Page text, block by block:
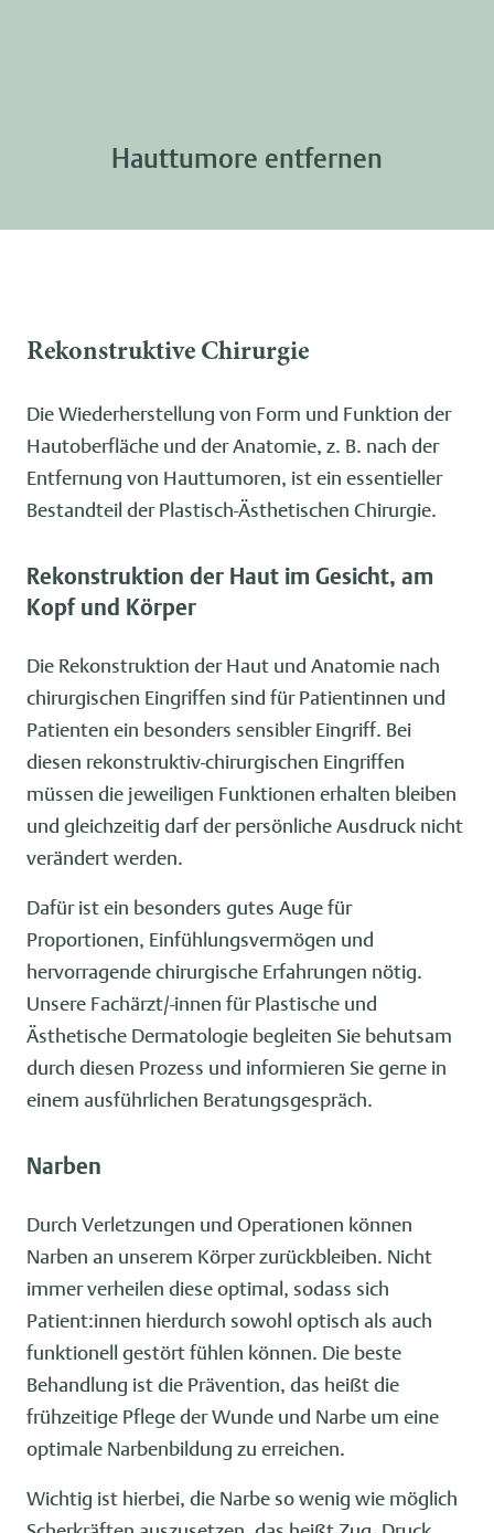
Hauttumore entfernen
Rekonstruktive Chirurgie
Die Wiederherstellung von Form und Funktion der
Hautoberfläche und der Anatomie, z. B. nach der
Entfernung von Hauttumoren, ist ein essentieller
Bestandteil der Plastisch-Ästhetischen Chirurgie.
Rekonstruktion der Haut im Gesicht, am
Kopf und Körper
Die Rekonstruktion der Haut und Anatomie nach
chirurgischen Eingriffen sind für Patientinnen und
Patienten ein besonders sensibler Eingriff. Bei
diesen rekonstruktiv-chirurgischen Eingriffen
müssen die jeweiligen Funktionen erhalten bleiben
und gleichzeitig darf der persönliche Ausdruck nicht
verändert werden.
Dafür ist ein besonders gutes Auge für
Proportionen, Einfühlungsvermögen und
hervorragende chirurgische Erfahrungen nötig.
Unsere Fachärzt/-innen für Plastische und
Ästhetische Dermatologie begleiten Sie behutsam
durch diesen Prozess und informieren Sie gerne in
einem ausführlichen Beratungsgespräch.
Narben
Durch Verletzungen und Operationen können
Narben an unserem Körper zurückbleiben. Nicht
immer verheilen diese optimal, sodass sich
Patient:innen hierdurch sowohl optisch als auch
funktionell gestört fühlen können. Die beste
Behandlung ist die Prävention, das heißt die
frühzeitige Pflege der Wunde und Narbe um eine
optimale Narbenbildung zu erreichen.
Wichtig ist hierbei, die Narbe so wenig wie möglich